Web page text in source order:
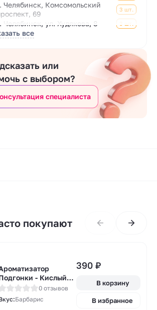
Челябинск, Комсомольский
69
3 шт.
Челябинск, ул. Худякова, 8
все
или
с выбором?
специалиста
покупают
- Кислый
13мл
0 отзывов
Барбарис
390 ₽
В корзину
В избранное